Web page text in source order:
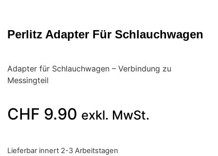
Perlitz Adapter Für Schlauchwagen
Adapter für Schlauchwagen – Verbindung zu
Messingteil
CHF 9.90 exkl. MwSt.
Lieferbar innert 2-3 Arbeitstagen